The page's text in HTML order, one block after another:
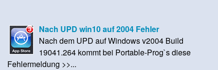
Nach UPD win10 auf 2004 Fehler
Nach dem UPD auf Windows v2004 Build
19041.264 kommt bei Portable-Prog`s diese
Fehlermeldung >>...